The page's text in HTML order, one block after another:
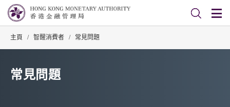
主頁 / 智醒消費者 / 常見問題
常見問題